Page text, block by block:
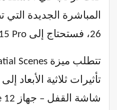
26، فستحتاج إلى iPhone 15 Pro أو أحدث.
تأثيرات ثلاثية